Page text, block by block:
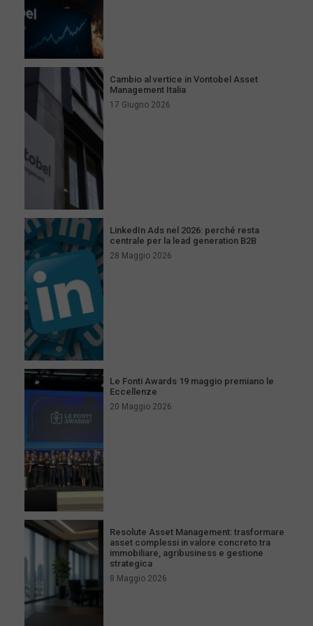
Cambio al vertice in Vontobel Asset
Management Italia
17 Giugno 2026
LinkedIn Ads nel 2026: perché resta
centrale per la lead generation B2B
28 Maggio 2026
Le Fonti Awards 19 maggio premiano le
Eccellenze
20 Maggio 2026
Resolute Asset Management: trasformare
asset complessi in valore concreto tra
immobiliare, agribusiness e gestione
strategica
8 Maggio 2026